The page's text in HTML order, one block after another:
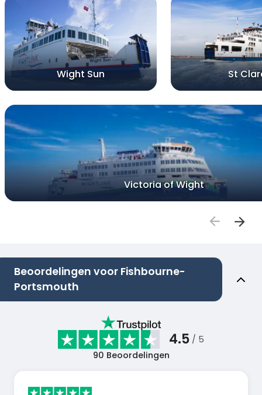
Wight Sun St
Victoria of Wight
Beoordelingen voor Fishbourne-
Portsmouth
4.5 / 5
90 Beoordelingen